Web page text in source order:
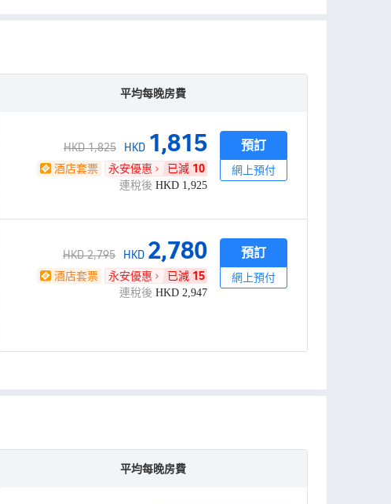
平均每晚房費
HKD 1,825 HKD 1,815
酒店套票 永安優惠 已減 10
連稅後 HKD 1,925
預訂
網上預付
HKD 2,795 HKD 2,780
酒店套票 永安優惠 已減 15
連稅後 HKD 2,947
預訂
網上預付
平均每晚房費